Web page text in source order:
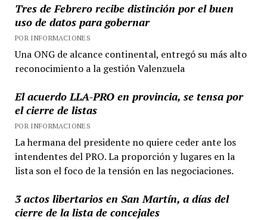
Tres de Febrero recibe distinción por el buen
uso de datos para gobernar
POR INFORMACIONES
Una ONG de alcance continental, entregó su más alto
reconocimiento a la gestión Valenzuela
El acuerdo LLA-PRO en provincia, se tensa por
el cierre de listas
POR INFORMACIONES
La hermana del presidente no quiere ceder ante los
intendentes del PRO. La proporción y lugares en la
lista son el foco de la tensión en las negociaciones.
3 actos libertarios en San Martín, a días del
cierre de la lista de concejales